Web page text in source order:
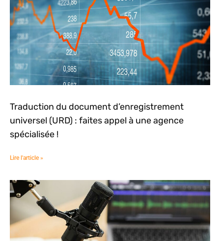
Traduction du document d’enregistrement
universel (URD) : faites appel à une agence
spécialisée !
Lire l'article »